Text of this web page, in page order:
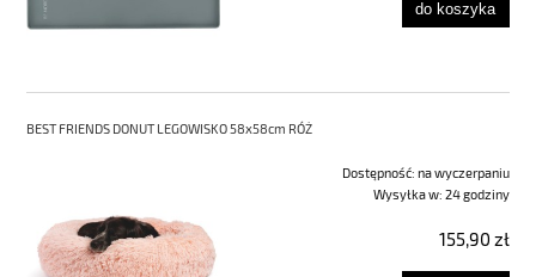
do koszyka
BEST FRIENDS DONUT LEGOWISKO 58x58cm RÓŻ
Dostępność: na wyczerpaniu
Wysyłka w: 24 godziny
155,90 zł